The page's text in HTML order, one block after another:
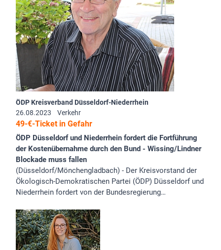
ÖDP Kreisverband Düsseldorf-Niederrhein
26.08.2023
Verkehr
49-€-Ticket in Gefahr
ÖDP Düsseldorf und Niederrhein fordert die Fortführung
der Kostenübernahme durch den Bund - Wissing/Lindner
Blockade muss fallen
(Düsseldorf/Mönchengladbach) - Der Kreisvorstand der
Ökologisch-Demokratischen Partei (ÖDP) Düsseldorf und
Niederrhein fordert von der Bundesregierung…